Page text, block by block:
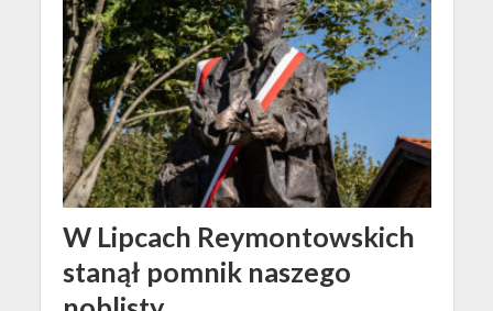
W Lipcach Reymontowskich
stanął pomnik naszego